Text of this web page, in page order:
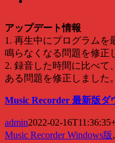
アップデート情報
1. 再生中にプログラムを
鳴らなくなる問題を修正
2. 録音した時間に比べて
ある問題を修正しました。
Music Recorder 最新版ダ
admin2022-02-
Music Recorder Windows版,